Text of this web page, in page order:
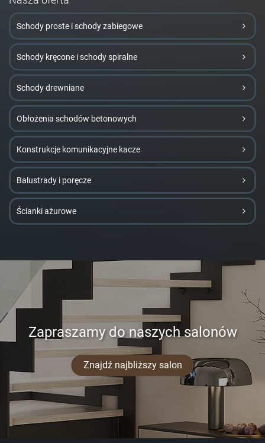
Schody proste i schody zabiegowe
Schody kręcone i schody spiralne
Schody drewniane
Obłożenia schodów betonowych
Konstrukcje komunikacyjne kacze
Balustrady i poręcze
Ścianki ażurowe
Zapraszamy do naszych salonów
Znajdź najbliższy salon